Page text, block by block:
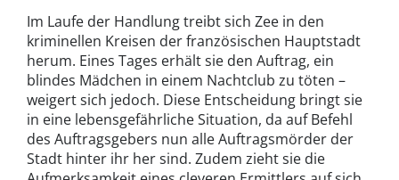
Im Laufe der Handlung treibt sich Zee in den
kriminellen Kreisen der französischen Hauptstadt
herum. Eines Tages erhält sie den Auftrag, ein
blindes Mädchen in einem Nachtclub zu töten –
weigert sich jedoch. Diese Entscheidung bringt sie
in eine lebensgefährliche Situation, da auf Befehl
des Auftragsgebers nun alle Auftragsmörder der
Stadt hinter ihr her sind. Zudem zieht sie die